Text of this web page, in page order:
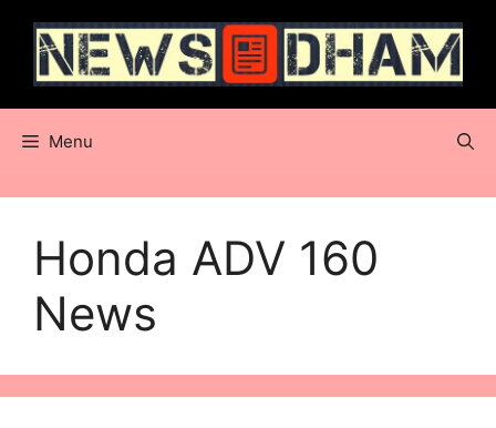
content
Menu
Honda ADV 160
News